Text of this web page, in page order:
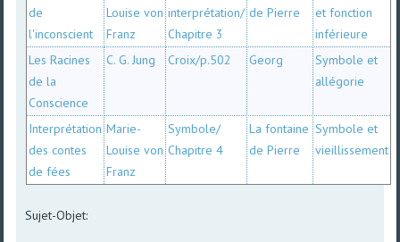
de
l'inconscient
Louise von
Franz
interprétation/
Chapitre 3
de Pierre
et fonction
inférieure
Les Racines
de la
Conscience
C. G. Jung Croix/p.502 Georg
Symbole et
allégorie
Interprétation
des contes
de fées
Marie-
Louise von
Franz
Symbole/
Chapitre 4
La fontaine
de Pierre
Symbole et
vieillissement
Sujet-Objet: